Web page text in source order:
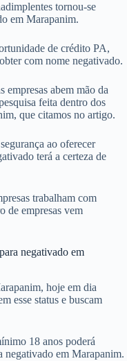
tornou-se
em Marapanim.
de crédito PA,
com nome negativado.
empresas abem mão da
feita dentro dos
que citamos no artigo.
ao oferecer
terá a certeza de
trabalham com
de empresas vem
negativado em
hoje em dia
esse status e buscam
18 anos poderá
negativado em Marapanim.